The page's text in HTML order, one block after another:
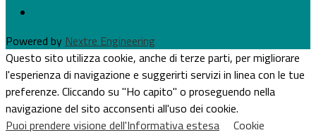
Powered by Nextre Engineering
Questo sito utilizza cookie, anche di terze parti, per migliorare
l'esperienza di navigazione e suggerirti servizi in linea con le tue
preferenze. Cliccando su "Ho capito" o proseguendo nella
navigazione del sito acconsenti all'uso dei cookie.
Puoi prendere visione dell'Informativa estesa
Cookie